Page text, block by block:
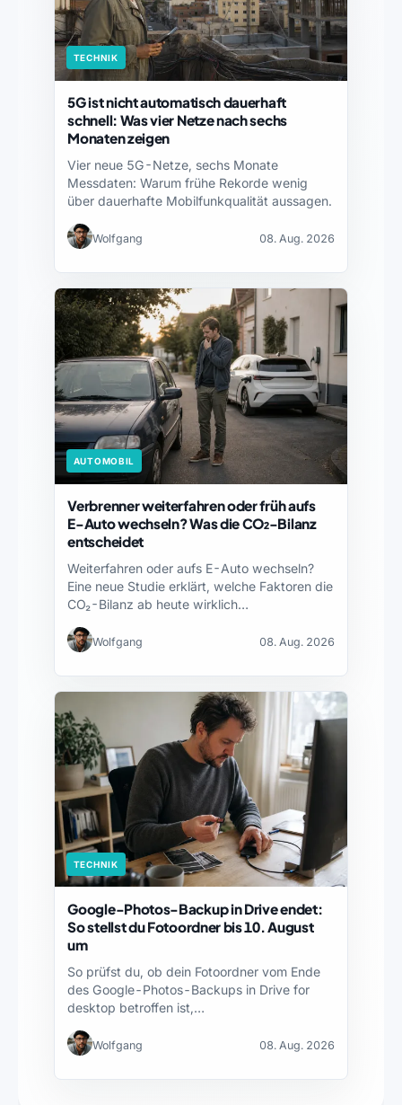
TECHNIK
5G ist nicht automatisch dauerhaft
schnell: Was vier Netze nach sechs
Monaten zeigen
Vier neue 5G-Netze, sechs Monate
Messdaten: Warum frühe Rekorde wenig
über dauerhafte Mobilfunkqualität aussagen.
Wolfgang 08. Aug. 2026
AUTOMOBIL
Verbrenner weiterfahren oder früh aufs
E-Auto wechseln? Was die CO₂-Bilanz
entscheidet
Weiterfahren oder aufs E-Auto wechseln?
Eine neue Studie erklärt, welche Faktoren die
CO₂-Bilanz ab heute wirklich…
Wolfgang 08. Aug. 2026
TECHNIK
Google-Photos-Backup in Drive endet:
So stellst du Fotoordner bis 10. August
um
So prüfst du, ob dein Fotoordner vom Ende
des Google-Photos-Backups in Drive for
desktop betroffen ist,…
Wolfgang 08. Aug. 2026